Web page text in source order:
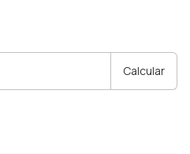
Calcular